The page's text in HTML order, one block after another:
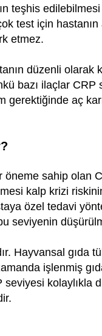
teşhis
test için
etmez.
düzenli olarak
bazı ilaçlar CRP
gerektiğinde aç
öneme sahip olan
kalp krizi
özel tedavi
seviyenin
Hayvansal gıda
işlenmiş
kolaylıkla